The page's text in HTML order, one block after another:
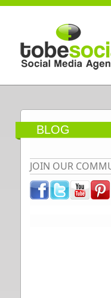
BLOG
JOIN OUR